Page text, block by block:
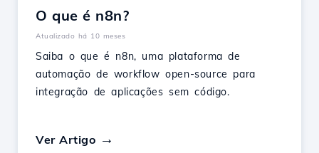
O que é n8n?
Atualizado há 10 meses
Saiba o que é n8n, uma plataforma de
automação de workflow open-source para
integração de aplicações sem código.
Ver Artigo